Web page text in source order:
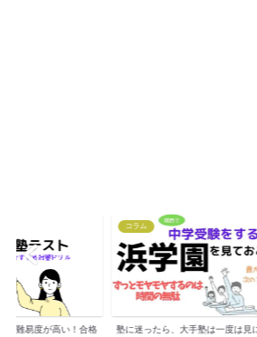
は難易度が高い！合格
コラム
塾に迷ったら、大手塾は一度は見